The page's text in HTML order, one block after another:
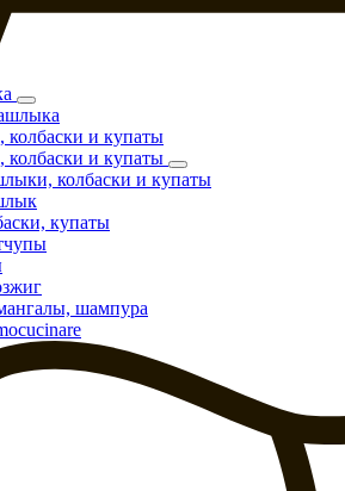
и купаты
и купаты
колбаски и купаты
купаты
шампура